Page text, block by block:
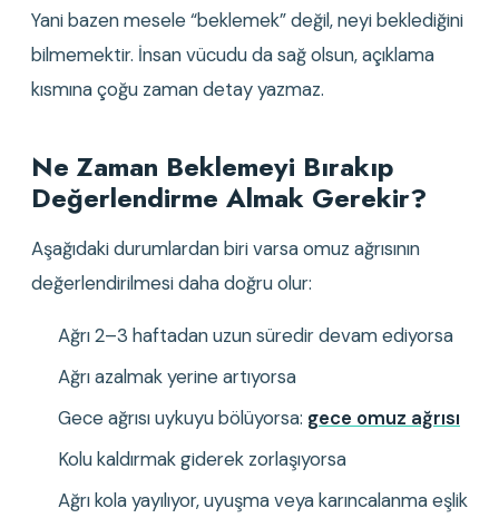
Yani bazen mesele “beklemek” değil, neyi beklediğini
bilmemektir. İnsan vücudu da sağ olsun, açıklama
kısmına çoğu zaman detay yazmaz.
Ne Zaman Beklemeyi Bırakıp
Değerlendirme Almak Gerekir?
Aşağıdaki durumlardan biri varsa omuz ağrısının
değerlendirilmesi daha doğru olur:
Ağrı 2–3 haftadan uzun süredir devam ediyorsa
Ağrı azalmak yerine artıyorsa
Gece ağrısı uykuyu bölüyorsa: gece omuz ağrısı
Kolu kaldırmak giderek zorlaşıyorsa
Ağrı kola yayılıyor, uyuşma veya karıncalanma eşlik